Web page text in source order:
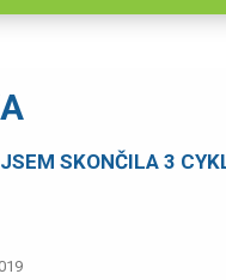
SKONČILA 3